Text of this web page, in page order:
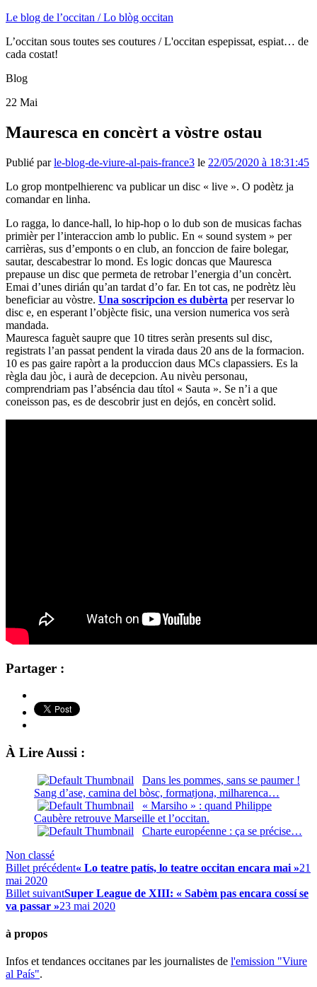
Le blog de l’occitan / Lo blòg occitan
L’occitan sous toutes ses coutures / L'occitan espepissat, espiat… de
cada costat!
Blog
22 Mai
Mauresca en concèrt a vòstre ostau
Publié parle-blog-de-viure-al-pais-france3 le 22/05/2020 à 18:31:45
Lo grop montpelhierenc va publicar un disc « live ». O podètz ja
comandar en linha.
Lo ragga, lo dance-hall, lo hip-hop o lo dub son de musicas fachas
primièr per l’interaccion amb lo public. En « sound system » per
carrièras, sus d’emponts o en club, an fonccion de faire bolegar,
sautar, descabestrar lo mond. Es logic doncas que Mauresca
prepause un disc que permeta de retrobar l’energia d’un concèrt.
Emai d’unes dirián qu’an tardat d’o far. En tot cas, ne podrètz lèu
beneficiar au vòstre. Una soscripcion es dubèrta per reservar lo
disc e, en esperant l’objècte fisic, una version numerica vos serà
mandada.
Mauresca faguèt saupre que 10 titres seràn presents sul disc,
registrats l’an passat pendent la virada daus 20 ans de la formacion.
10 es pas gaire rapòrt a la produccion daus MCs clapassiers. Es la
règla dau jòc, i aurà de decepcion. Au nivèu personau,
comprendriam pas l’abséncia dau títol « Sauta ». Se n’i a que
coneisson pas, es de descobrir just en dejós, en concèrt solid.
Partager :
À Lire Aussi :
Dans les pommes, sans se paumer !
Sang d’ase, camina del bòsc, formatjona, milharenca…
« Marsiho » : quand Philippe
Caubère retrouve Marseille et l’occitan.
Charte européenne : ça se précise…
Non classé
Billet précédent« Lo teatre patís, lo teatre occitan encara mai »21
mai 2020
Billet suivantSuper League de XIII: « Sabèm pas encara cossí se
va passar »23 mai 2020
à propos
Infos et tendances occitanes par les journalistes de l'emission "Viure
al País".